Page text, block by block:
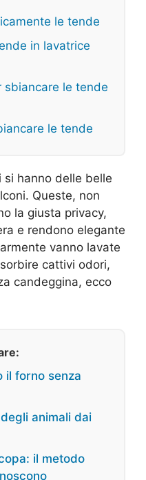
le tende
in lavatrice
sbiancare le tende
le tende
si hanno delle belle
Queste, non
la giusta privacy,
e rendono elegante
vanno lavate
cattivi odori,
candeggina, ecco
il forno senza
animali dai
il metodo